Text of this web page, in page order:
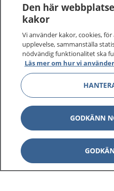
Den här
kakor
Vi använder kakor, cookies,
upplevelse, sammanställa
nödvändig funktionalitet ska
Läs mer om hur vi
GODKÄNN